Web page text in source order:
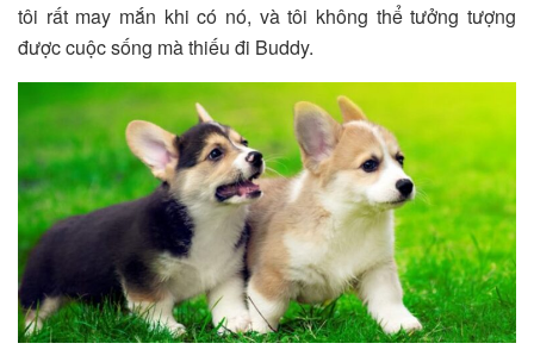
tôi rất may mắn khi có nó, và tôi không thể tưởng tượng
được cuộc sống mà thiếu đi Buddy.